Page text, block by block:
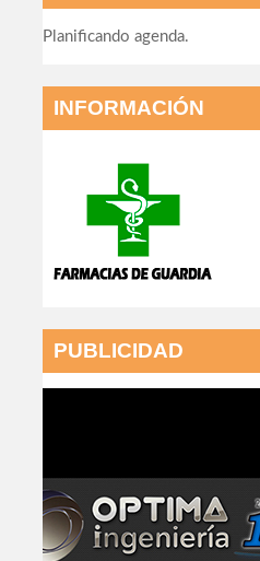
Planificando agenda.
INFORMACIÓN
PUBLICIDAD